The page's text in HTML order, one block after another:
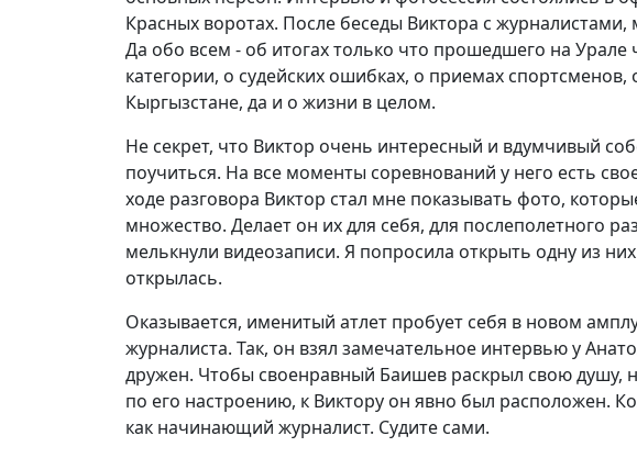
Красных воротах. После беседы Виктора с
Да обо всем - об итогах только что прошедшего на
категории, о судейских ошибках, о приемах
Кыргызстане, да и о жизни в целом.
Не секрет, что Виктор очень интересный и вдумчивый
поучиться. На все моменты соревнований у него есть
ходе разговора Виктор стал мне показывать фото,
множество. Делает он их для себя, для послеполетного
мелькнули видеозаписи. Я попросила открыть одну из
открылась.
Оказывается, именитый атлет пробует себя в новом
журналиста. Так, он взял замечательное интервью у
дружен. Чтобы своенравный Баишев раскрыл свою душу,
по его настроению, к Виктору он явно был расположен.
как начинающий журналист. Судите сами.